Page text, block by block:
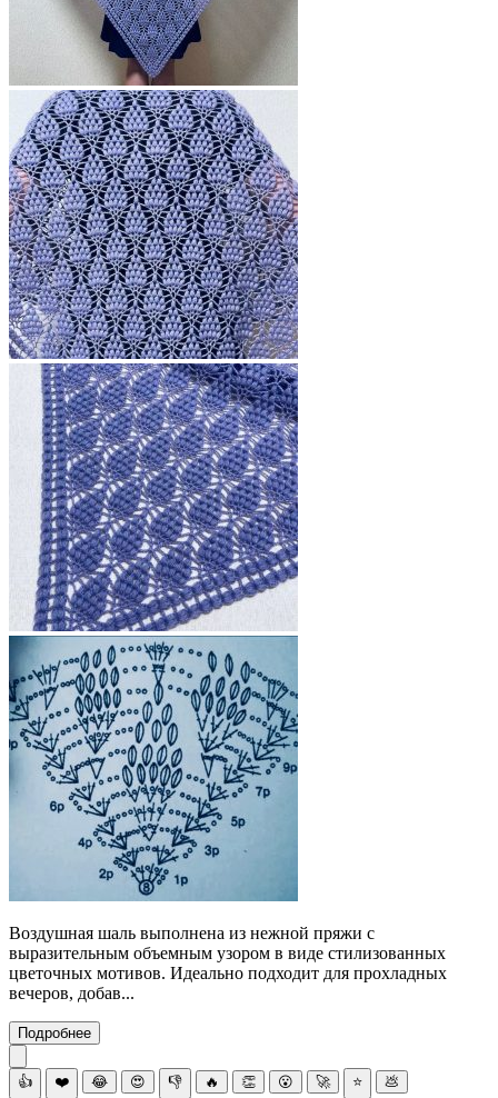
Воздушная шаль выполнена из нежной пряжи с
выразительным объемным узором в виде стилизованных
цветочных мотивов. Идеально подходит для прохладных
вечеров, добав...
Подробнее
👍 ❤️ 😂 😍 👎 🔥 👏 😮 🚀 ⭐ 💩